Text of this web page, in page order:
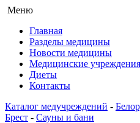
Меню
Главная
Разделы медицины
Новости медицины
Медицинские учреждения
Диеты
Контакты
Каталог медучреждений -
Брест - Сауны и бани